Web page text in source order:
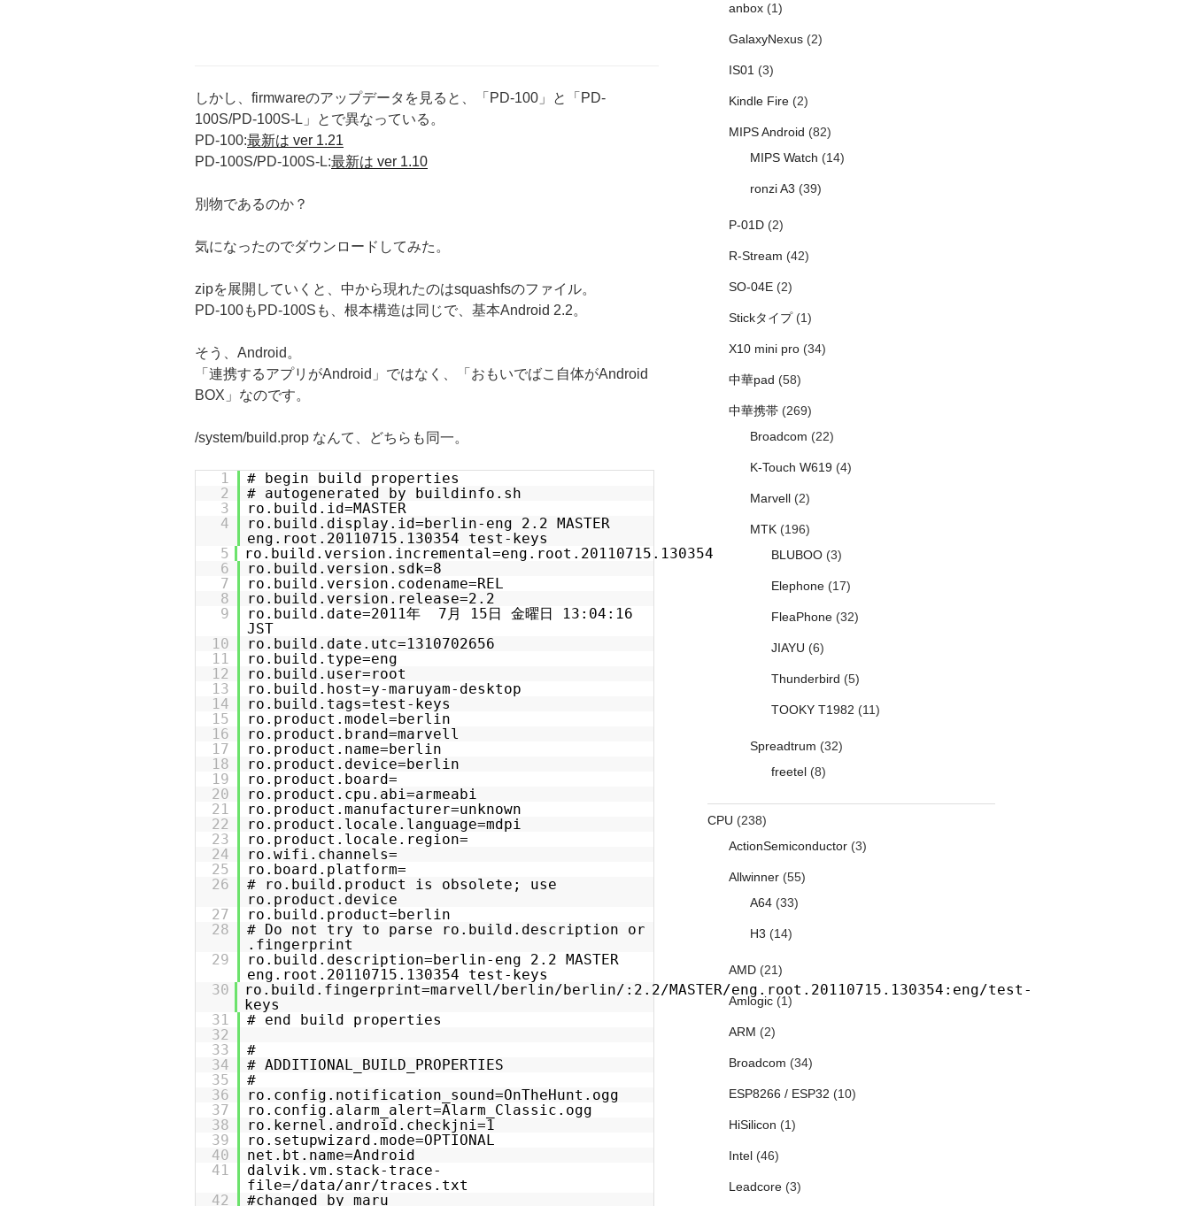
しかし、firmwareのアップデータを見ると、「PD-100」と「PD-
100S/PD-100S-L」とで異なっている。
PD-100:最新は ver 1.21
PD-100S/PD-100S-L:最新は ver 1.10
別物であるのか？
気になったのでダウンロードしてみた。
zipを展開していくと、中から現れたのはsquashfsのファイル。
PD-100もPD-100Sも、根本構造は同じで、基本Android 2.2。
そう、Android。
「連携するアプリがAndroid」ではなく、「おもいでばこ自体がAndroid
BOX」なのです。
/system/build.prop なんて、どちらも同一。
1
# begin build properties
2
# autogenerated by buildinfo.sh
3
ro.build.id=MASTER
4
ro.build.display.id=berlin-eng 2.2 MASTER
eng.root.20110715.130354 test-keys
5
ro.build.version.incremental=eng.root.20110715.130354
6
ro.build.version.sdk=8
7
ro.build.version.codename=REL
8
ro.build.version.release=2.2
9
ro.build.date=2011年 7月 15日 金曜日 13:04:16
JST
10
ro.build.date.utc=1310702656
11
ro.build.type=eng
12
ro.build.user=root
13
ro.build.host=y-maruyam-desktop
14
ro.build.tags=test-keys
15
ro.product.model=berlin
16
ro.product.brand=marvell
17
ro.product.name=berlin
18
ro.product.device=berlin
19
ro.product.board=
20
ro.product.cpu.abi=armeabi
21
ro.product.manufacturer=unknown
22
ro.product.locale.language=mdpi
23
ro.product.locale.region=
24
ro.wifi.channels=
25
ro.board.platform=
26
# ro.build.product is obsolete; use
ro.product.device
27
ro.build.product=berlin
28
# Do not try to parse ro.build.description or
.fingerprint
29
ro.build.description=berlin-eng 2.2 MASTER
eng.root.20110715.130354 test-keys
30
ro.build.fingerprint=marvell/berlin/berlin/:2.2/MASTER/eng.root.20110715.130354:eng/test-
keys
31
# end build properties
32
33
#
34
# ADDITIONAL_BUILD_PROPERTIES
35
#
36
ro.config.notification_sound=OnTheHunt.ogg
37
ro.config.alarm_alert=Alarm_Classic.ogg
38
ro.kernel.android.checkjni=1
39
ro.setupwizard.mode=OPTIONAL
40
net.bt.name=Android
41
dalvik.vm.stack-trace-
file=/data/anr/traces.txt
42
#changed by maru
anbox(1)
GalaxyNexus(2)
IS01(3)
Kindle Fire(2)
MIPS Android (82)
MIPS Watch (14)
ronzi A3 (39)
P-01D(2)
R-Stream (42)
SO-04E(2)
Stickタイプ(1)
X10 mini pro(34)
中華pad (58)
中華携帯(269)
Broadcom (22)
K-Touch W619(4)
Marvell(2)
MTK(196)
BLUBOO(3)
Elephone(17)
FleaPhone(32)
JIAYU (6)
Thunderbird (5)
TOOKY T1982 (11)
Spreadtrum (32)
freetel(8)
CPU (238)
ActionSemiconductor(3)
Allwinner(55)
A64(33)
H3 (14)
AMD(21)
Amlogic(1)
ARM (2)
Broadcom (34)
ESP8266 / ESP32 (10)
HiSilicon (1)
Intel(46)
Leadcore(3)